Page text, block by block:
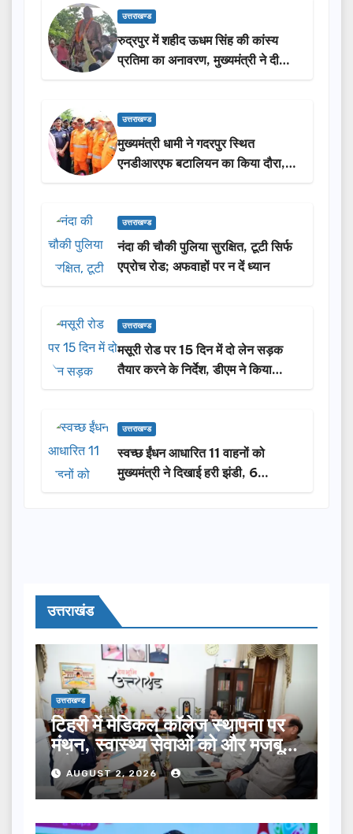
उत्तराखण्ड
रुद्रपुर में शहीद ऊधम सिंह की कांस्य
प्रतिमा का अनावरण, मुख्यमंत्री ने दी
₹3.85 करोड़ की विकास परियोजनाओं
उत्तराखण्ड
मुख्यमंत्री धामी ने गदरपुर स्थित
एनडीआरएफ बटालियन का किया दौरा,
आपदा प्रबंधन तैयारियों का लिया जायजा
उत्तराखण्ड
नंदा की चौकी पुलिया सुरक्षित, टूटी सिर्फ
एप्रोच रोड; अफवाहों पर न दें ध्यान
उत्तराखण्ड
मसूरी रोड पर 15 दिन में दो लेन सड़क
तैयार करने के निर्देश, डीएम ने किया
निरीक्षण
उत्तराखण्ड
स्वच्छ ईंधन आधारित 11 वाहनों को
मुख्यमंत्री ने दिखाई हरी झंडी, 6
लाभार्थियों को मिली सब्सिडी
उत्तराखंड
उत्तराखण्ड
टिहरी में मेडिकल कॉलेज स्थापना पर
मंथन, स्वास्थ्य सेवाओं को और मजबूत
करेगी सरकार: मुख्यमंत्री धामी…
AUGUST 2, 2026